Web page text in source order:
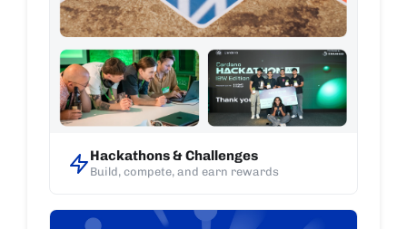
Hackathons & Challenges
Build, compete, and earn rewards